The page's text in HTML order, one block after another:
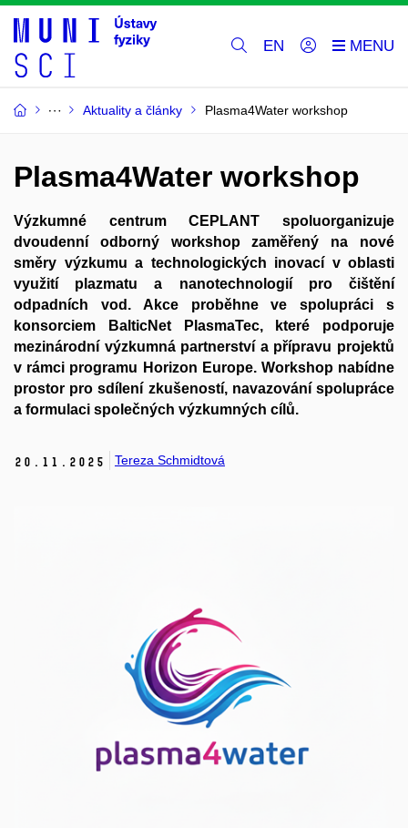
EN
Aktuality a články Plasma4Water workshop
Plasma4Water workshop
Výzkumné centrum CEPLANT spoluorganizuje
dvoudenní odborný workshop zaměřený na nové
směry výzkumu a technologických inovací v oblasti
využití plazmatu a nanotechnologií pro čištění
odpadních vod. Akce proběhne ve spolupráci s
konsorciem BalticNet PlasmaTec, které podporuje
mezinárodní výzkumná partnerství a přípravu projektů
v rámci programu Horizon Europe. Workshop nabídne
prostor pro sdílení zkušeností, navazování spolupráce
a formulaci společných výzkumných cílů.
20. 11. 2025 Tereza Schmidtová